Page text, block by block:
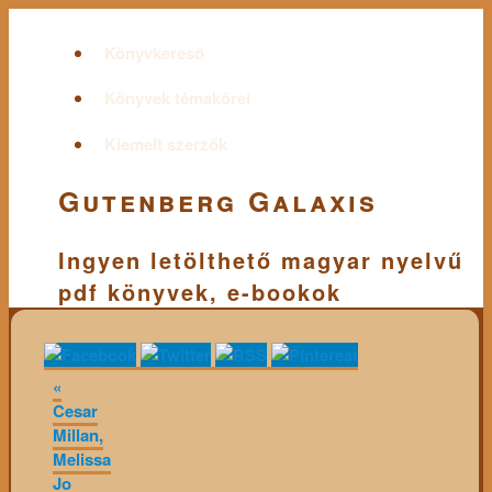
Könyvkereső
Könyvek témakörei
Kiemelt szerzők
Gutenberg Galaxis
Ingyen letölthető magyar nyelvű
pdf könyvek, e-bookok
«
Cesar
Millan,
Melissa
Jo